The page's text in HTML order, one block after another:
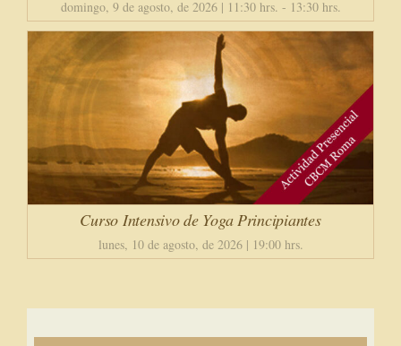
domingo, 9 de agosto, de 2026 | 11:30 hrs. - 13:30 hrs.
Curso Intensivo de Yoga Principiantes
lunes, 10 de agosto, de 2026 | 19:00 hrs.